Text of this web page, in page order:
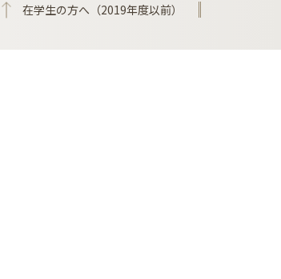
在学生の方へ（2019年度以前）